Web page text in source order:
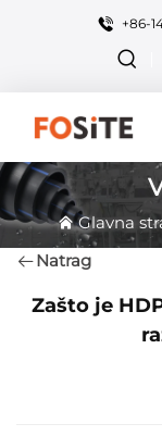
+86-
Glavna
Natrag
Zašto je